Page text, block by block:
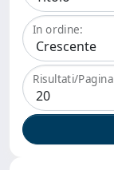
In ordine:
Risultati/Pagina